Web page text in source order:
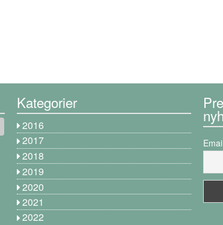
Kategorier
2016
2017
2018
2019
2020
2021
2022
Email